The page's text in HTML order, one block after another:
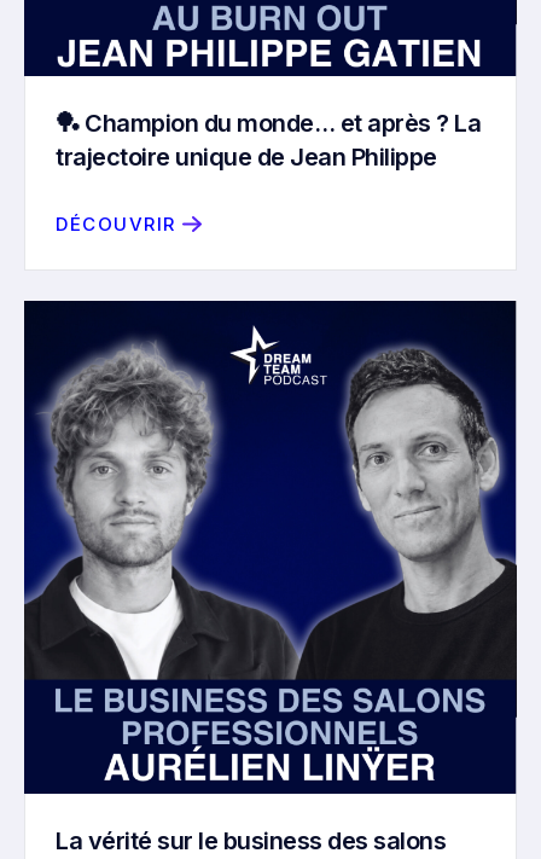
🏓 Champion du monde… et après ? La
trajectoire unique de Jean Philippe
DÉCOUVRIR
La vérité sur le business des salons